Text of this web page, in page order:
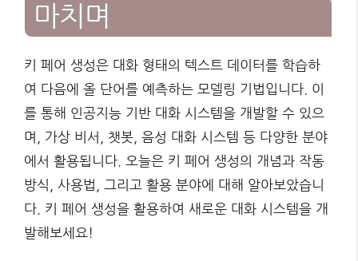
마치며
키 페어 생성은 대화 형태의 텍스트 데이터를 학습하
여 다음에 올 단어를 예측하는 모델링 기법입니다. 이
를 통해 인공지능 기반 대화 시스템을 개발할 수 있으
며, 가상 비서, 챗봇, 음성 대화 시스템 등 다양한 분야
에서 활용됩니다. 오늘은 키 페어 생성의 개념과 작동
방식, 사용법, 그리고 활용 분야에 대해 알아보았습니
다. 키 페어 생성을 활용하여 새로운 대화 시스템을 개
발해보세요!